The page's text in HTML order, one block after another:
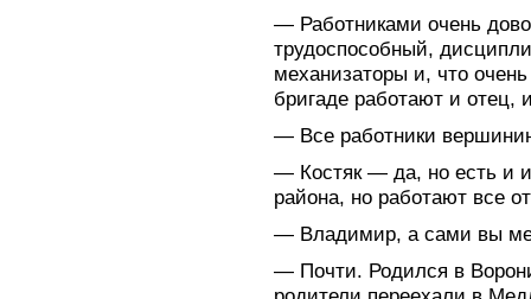
— Работниками очень
трудоспособный,
механизаторы и, что
бригаде работают и
— Все работники
— Костяк — да, но есть и
района, но работают все
— Владимир, а сами вы
— Почти. Родился в